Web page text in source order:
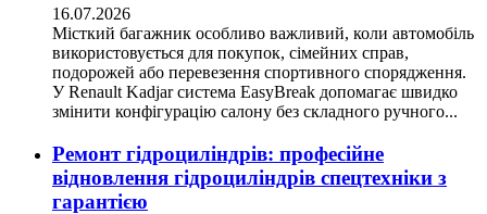
16.07.2026
Місткий багажник особливо важливий, коли автомобіль
використовується для покупок, сімейних справ,
подорожей або перевезення спортивного спорядження.
У Renault Kadjar система EasyBreak допомагає швидко
змінити конфігурацію салону без складного ручного...
Ремонт гідроциліндрів: професійне
відновлення гідроциліндрів спецтехніки з
гарантією